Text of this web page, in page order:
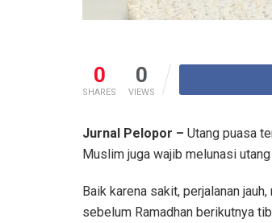
0
SHARES
0
VIEWS
Jurnal Pelopor – Utang puasa
Muslim juga wajib melunasi utang
Baik karena sakit, perjalanan
sebelum Ramadhan berikutnya